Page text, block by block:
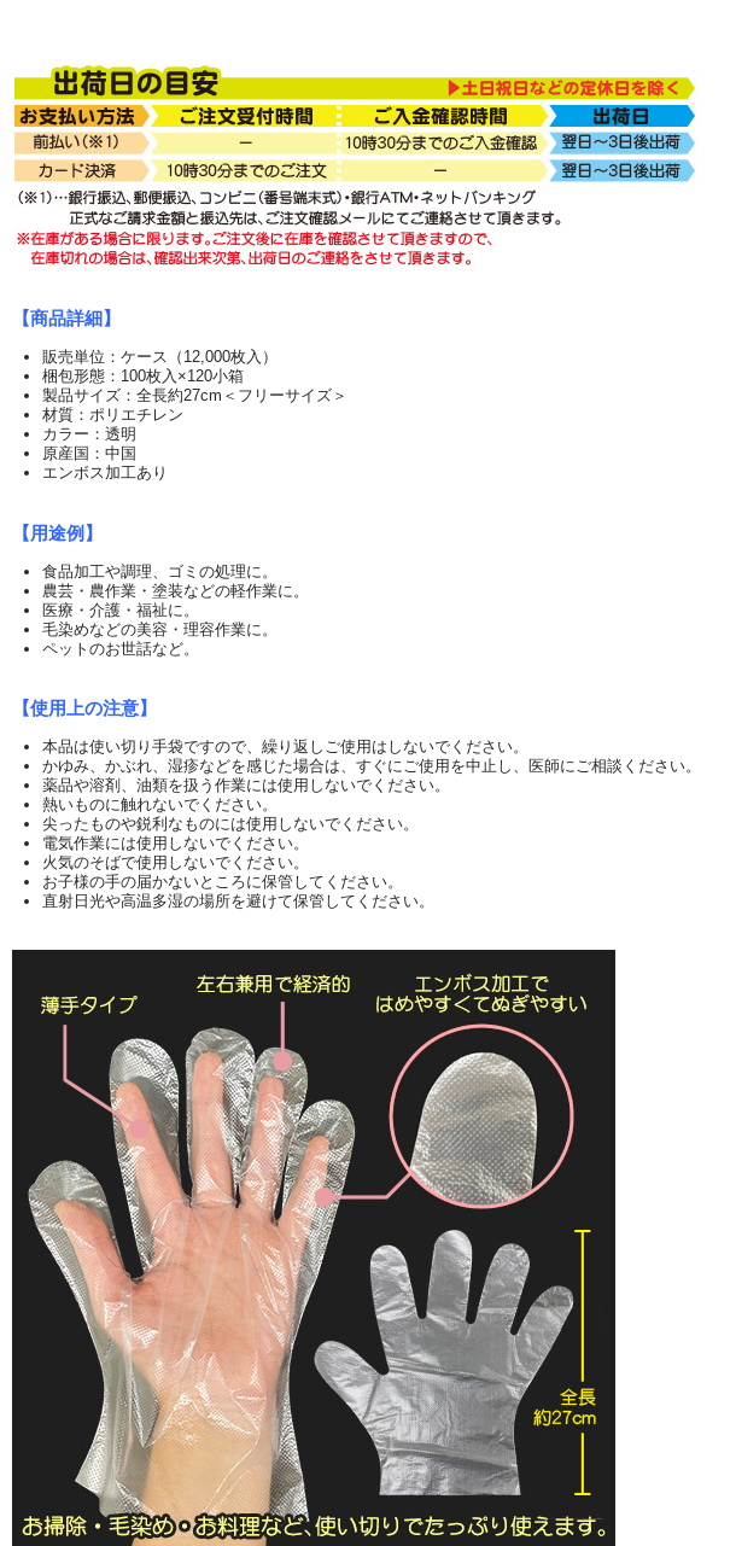
【商品詳細】
販売単位：ケース（12,000枚入）
梱包形態：100枚入×120小箱
製品サイズ：全長約27cm＜フリーサイズ＞
材質：ポリエチレン
カラー：透明
原産国：中国
エンボス加工あり
【用途例】
食品加工や調理、ゴミの処理に。
農芸・農作業・塗装などの軽作業に。
医療・介護・福祉に。
毛染めなどの美容・理容作業に。
ペットのお世話など。
【使用上の注意】
本品は使い切り手袋ですので、繰り返しご使用はしないでください。
かゆみ、かぶれ、湿疹などを感じた場合は、すぐにご使用を中止し、医師にご相談ください。
薬品や溶剤、油類を扱う作業には使用しないでください。
熱いものに触れないでください。
尖ったものや鋭利なものには使用しないでください。
電気作業には使用しないでください。
火気のそばで使用しないでください。
お子様の手の届かないところに保管してください。
直射日光や高温多湿の場所を避けて保管してください。